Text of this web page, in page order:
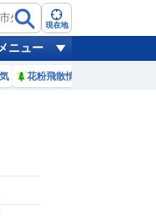
現在地
ニュー
花粉飛散情報